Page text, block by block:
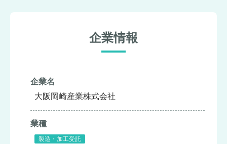
企業情報
企業名
大阪岡崎産業株式会社
業種
製造・加工受託